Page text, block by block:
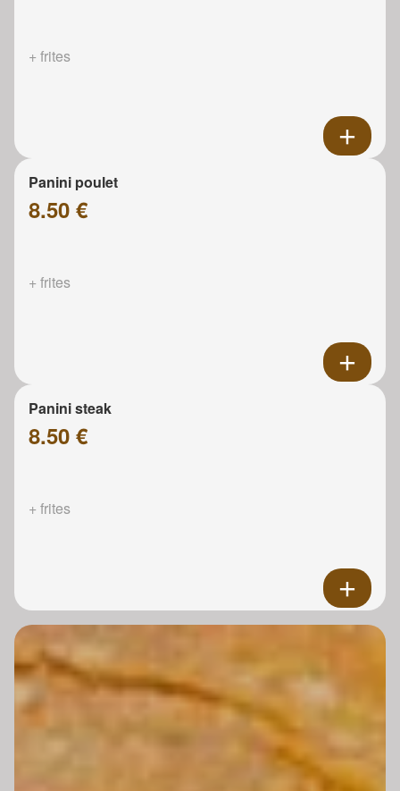
+ frites
Panini poulet
8.50 €
+ frites
Panini steak
8.50 €
+ frites